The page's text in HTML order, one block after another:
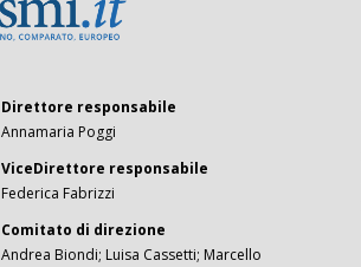
Direttore responsabile
Annamaria Poggi
ViceDirettore responsabile
Federica Fabrizzi
Comitato di direzione
Andrea Biondi; Luisa Cassetti; Marcello